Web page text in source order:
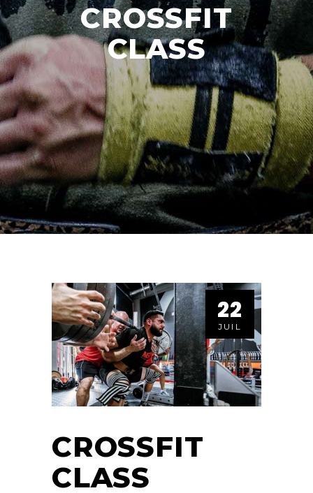
CROSSFIT
CLASS
22
JUIL
CROSSFIT
CLASS